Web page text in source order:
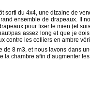
du 4x4, une dizaine de
ensemble de drapeaux. Il
pour fixer le mien (et
pas assez long et que je
contre les colliers en ambre
8 m3, et nous lavons dans
chambre afin d’augmenter